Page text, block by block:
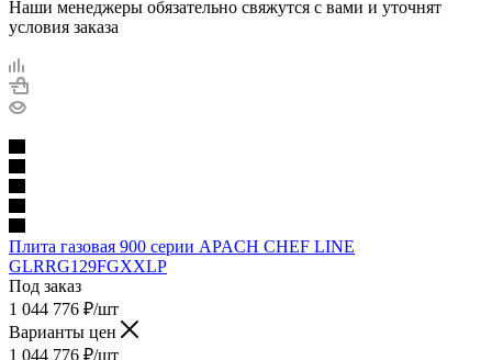
Наши менеджеры обязательно свяжутся с вами и уточнят
условия заказа
Плита газовая 900 серии APACH CHEF LINE
GLRRG129FGXXLP
Под заказ
1 044 776 ₽/шт
Варианты цен
1 044 776 ₽/шт